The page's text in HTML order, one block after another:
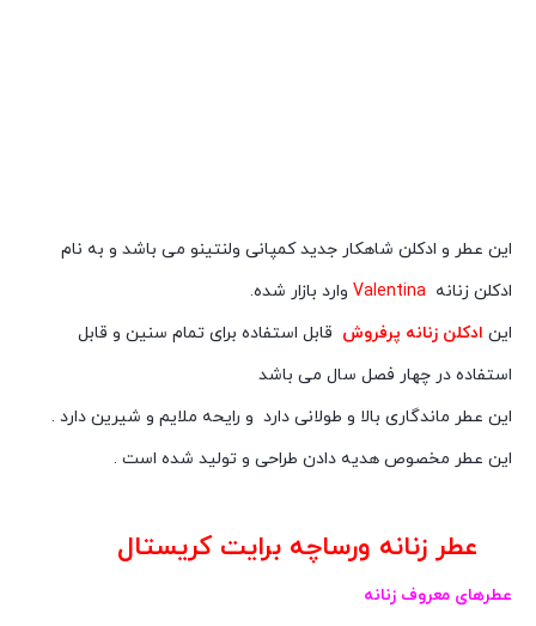
این عطر و ادکلن شاهکار جدید کمپانی ولنتینو می باشد و به نام
ادکلن زنانه
وارد بازار شده.
این ادکلن زنانه پرفروش قابل استفاده برای تمام سنین و قابل
استفاده در چهار فصل سال می باشد
این عطر ماندگاری بالا و طولانی دارد و رایحه ملایم و شیرین دارد .
این عطر مخصوص هدیه دادن طراحی و تولید شده است .
عطر زنانه ورساچه برایت کریستال
عطرهای معروف زنانه